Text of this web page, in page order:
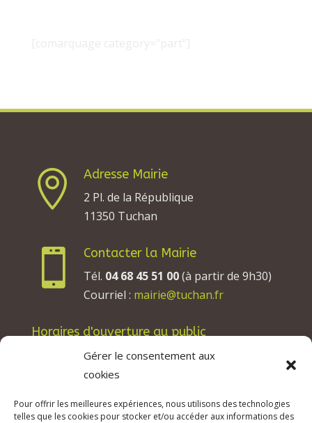
Gérer le consentement aux
cookies
Pour offrir les meilleures expériences, nous utilisons des technologies
telles que les cookies pour stocker et/ou accéder aux informations des

Adresse Mairie
2 Pl. de la République
11350 Tuchan

Contacter la Mairie
Tél. 04 68 45 51 00(à partir de 9h30)
Courriel : mairie@tuchan.fr
Horaires d'ouverture au public
Les lundis, mardis et jeudis : de 8h à 12h et de
13h30 à 17h30.
Les vendredis : de 8h à 12h.